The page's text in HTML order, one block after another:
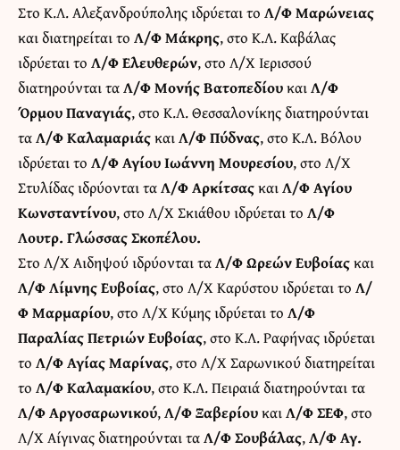
Στο Κ.Λ. Αλεξανδρούπολης ιδρύεται το Λ/Φ Μαρώνειας
και διατηρείται το Λ/Φ Μάκρης, στο Κ.Λ. Καβάλας
ιδρύεται το Λ/Φ Ελευθερών, στο Λ/Χ Ιερισσού
διατηρούνται ταΛ/Φ Μονής ΒατοπεδίουκαιΛ/Φ
Όρμου Παναγιάς, στο Κ.Λ. Θεσσαλονίκης διατηρούνται
ταΛ/Φ ΚαλαμαριάςκαιΛ/Φ Πύδνας, στο Κ.Λ. Βόλου
ιδρύεται το Λ/Φ Αγίου Ιωάννη Μουρεσίου, στο Λ/Χ
Στυλίδας ιδρύονται ταΛ/Φ ΑρκίτσαςκαιΛ/Φ Αγίου
Κωνσταντίνου, στο Λ/Χ Σκιάθου ιδρύεται το Λ/Φ
Λουτρ. Γλώσσας Σκοπέλου.
Στο Λ/Χ Αιδηψού ιδρύονται ταΛ/Φ Ωρεών Ευβοίαςκαι
Λ/Φ Λίμνης Ευβοίας, στο Λ/Χ Καρύστου ιδρύεται το Λ/
Φ Μαρμαρίου, στο Λ/Χ Κύμης ιδρύεται το Λ/Φ
Παραλίας Πετριών Ευβοίας, στο Κ.Λ. Ραφήνας ιδρύεται
το Λ/Φ Αγίας Μαρίνας, στο Λ/Χ Σαρωνικού διατηρείται
το Λ/Φ Καλαμακίου, στο Κ.Λ. Πειραιά διατηρούνται τα
Λ/Φ Αργοσαρωνικού,Λ/Φ ΞαβερίουκαιΛ/Φ ΣΕΦ, στο
Λ/Χ Αίγινας διατηρούνται ταΛ/Φ Σουβάλας,Λ/Φ Αγ.